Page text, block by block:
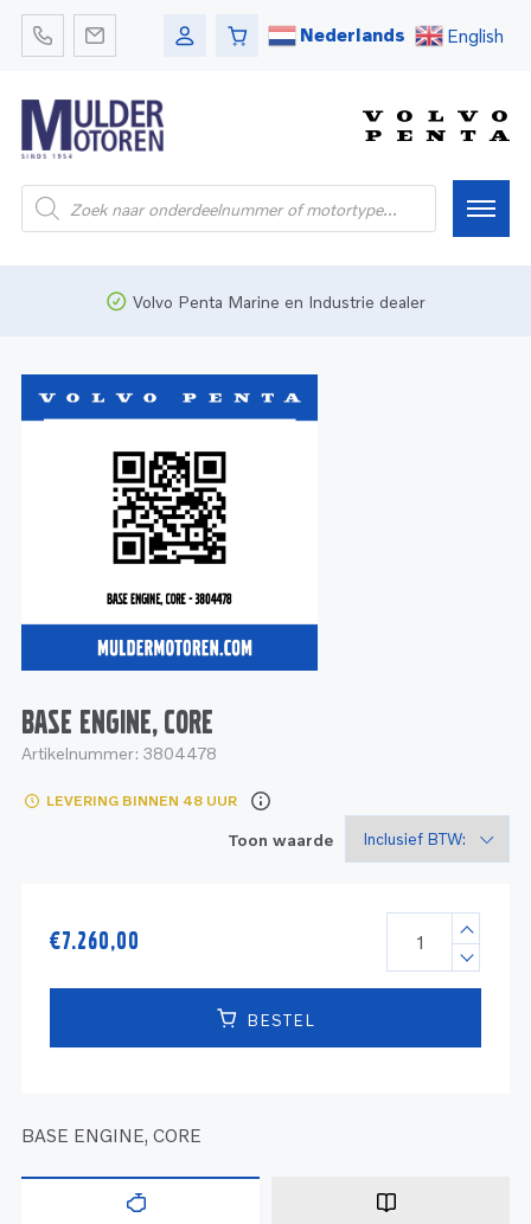
Nederlands English
Onderdelen
Bedrijfsvaart
Onderdelen
Motoren
Onderdelen
Service
Motoren
Service en onderhoud
Reman - Bedrijfsvaart
Volvo Penta Marine en Industrie dealer
BASE ENGINE, CORE
Artikelnummer: 3804478
LEVERING BINNEN 48 UUR
Toon waarde
€7.260,00
BESTEL
BASE ENGINE, CORE